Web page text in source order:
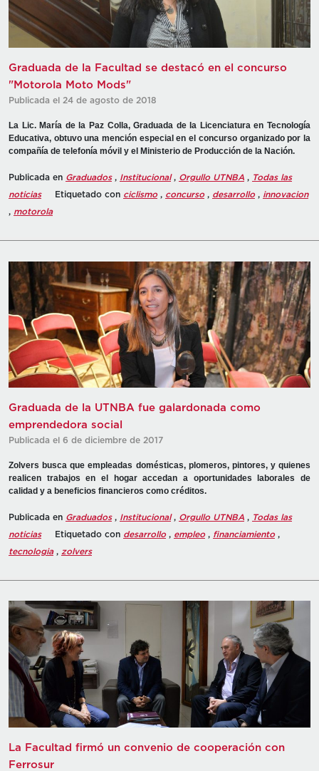
Graduada de la Facultad se destacó en el concurso
"Motorola Moto Mods"
Publicada el 24 de agosto de 2018
La Lic. María de la Paz Colla, Graduada de la Licenciatura en Tecnología
Educativa, obtuvo una mención especial en el concurso organizado por la
compañía de telefonía móvil y el Ministerio de Producción de la Nación.
Publicada en Graduados, Institucional, Orgullo UTNBA , Todas las
noticias
Etiquetado con ciclismo, concurso, desarrollo, innovacion
, motorola
Graduada de la UTNBA fue galardonada como
emprendedora social
Publicada el 6 de diciembre de 2017
Zolvers busca que empleadas domésticas, plomeros, pintores, y quienes
realicen trabajos en el hogar accedan a oportunidades laborales de
calidad y a beneficios financieros como créditos.
Publicada en Graduados, Institucional, Orgullo UTNBA , Todas las
noticias
Etiquetado con desarrollo, empleo, financiamiento,
tecnologia, zolvers
La Facultad firmó un convenio de cooperación con
Ferrosur